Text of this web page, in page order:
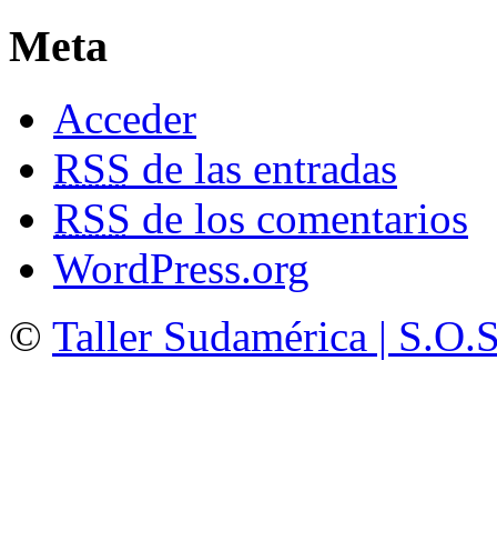
Meta
Acceder
RSS de las entradas
RSS de los comentarios
WordPress.org
© Taller Sudamérica |